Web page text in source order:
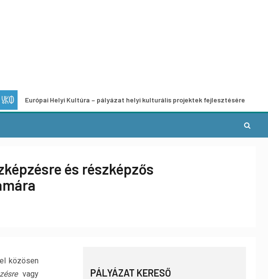
Helyi Kultúra – pályázat helyi kulturális projektek fejlesztésére
és részképzős
közösen
vagy
PÁLYÁZAT KERESŐ